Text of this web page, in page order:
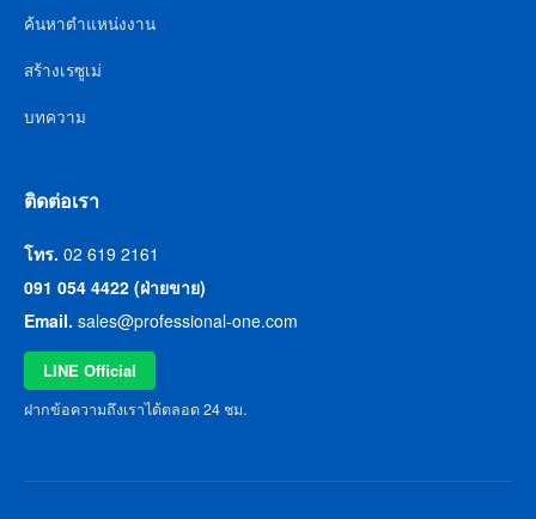
ค้นหาตำแหน่งงาน
สร้างเรซูเม่
บทความ
ติดต่อเรา
โทร. 02 619 2161
091 054 4422 (ฝ่ายขาย)
Email. sales@professional-one.com
LINE Official
ฝากข้อความถึงเราได้ตลอด 24 ชม.